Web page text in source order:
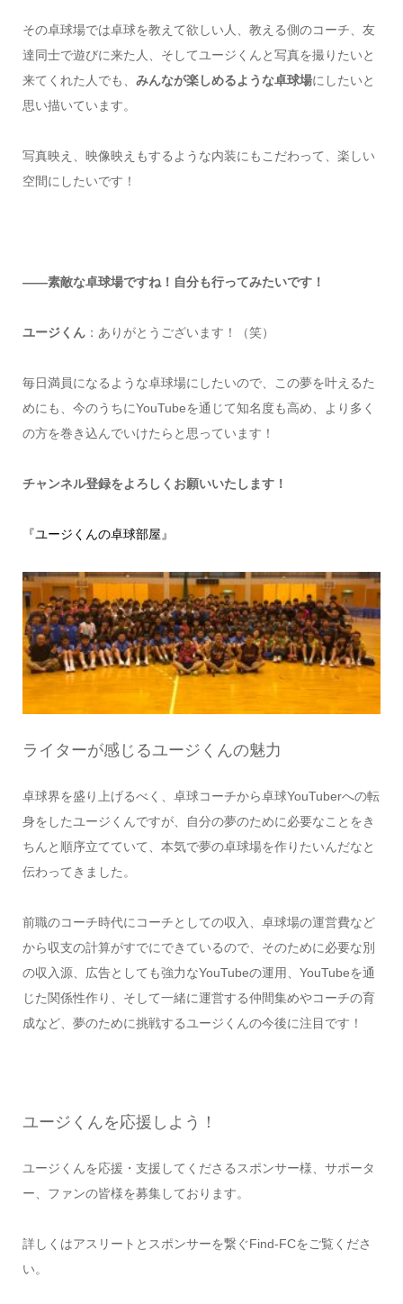
その卓球場では卓球を教えて欲しい人、教える側のコーチ、友
達同士で遊びに来た人、そしてユージくんと写真を撮りたいと
来てくれた人でも、 みんなが楽しめるような卓球場にしたいと
思い描いています。
写真映え、映像映えもするような内装にもこだわって、楽しい
空間にしたいです！
――素敵な卓球場ですね！自分も行ってみたいです！
ユージくん：ありがとうございます！（笑）
毎日満員になるような卓球場にしたいので、この夢を叶えるた
めにも、今のうちにYouTubeを通じて知名度も高め、より多く
の方を巻き込んでいけたらと思っています！
チャンネル登録をよろしくお願いいたします！
『ユージくんの卓球部屋』
ライターが感じるユージくんの魅力
卓球界を盛り上げるべく、卓球コーチから卓球YouTuberへの転
身をしたユージくんですが、自分の夢のために必要なことをき
ちんと順序立てていて、本気で夢の卓球場を作りたいんだなと
伝わってきました。
前職のコーチ時代にコーチとしての収入、卓球場の運営費など
から収支の計算がすでにできているので、そのために必要な別
の収入源、広告としても強力なYouTubeの運用、YouTubeを通
じた関係性作り、そして一緒に運営する仲間集めやコーチの育
成など、夢のために挑戦するユージくんの今後に注目です！
ユージくんを応援しよう！
ユージくんを応援・支援してくださるスポンサー様、サポータ
ー、ファンの皆様を募集しております。
詳しくはアスリートとスポンサーを繋ぐFind-FCをご覧くださ
い。